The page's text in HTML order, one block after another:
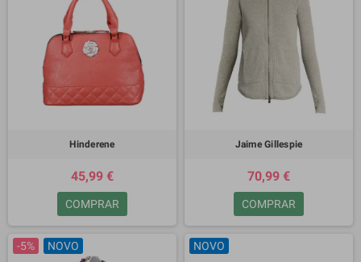
Hinderene
45,99 €
COMPRAR
Jaime Gillespie
70,99 €
COMPRAR
-5% NOVO NOVO